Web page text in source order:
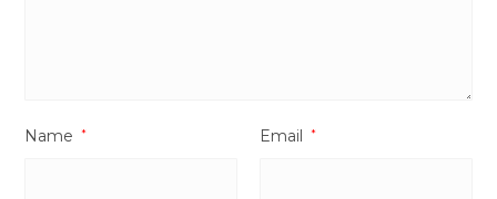
Name * Email *